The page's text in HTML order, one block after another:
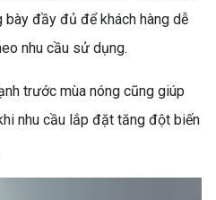
đầy đủ để khách hàng dễ
nhu cầu sử dụng.
trước mùa nóng cũng giúp
nhu cầu lắp đặt tăng đột biến